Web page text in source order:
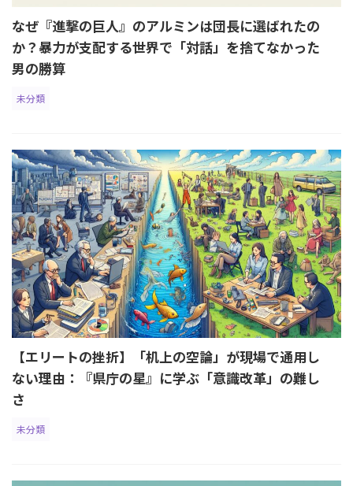
なぜ『進撃の巨人』のアルミンは団長に選ばれたの
か？暴力が支配する世界で「対話」を捨てなかった
男の勝算
未分類
【エリートの挫折】「机上の空論」が現場で通用し
ない理由：『県庁の星』に学ぶ「意識改革」の難し
さ
未分類